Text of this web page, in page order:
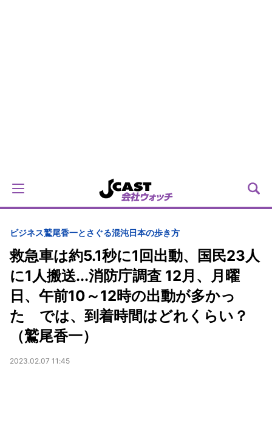
ビジネス鷲尾香一とさぐる混沌日本の歩き方
救急車は約5.1秒に1回出動、国民23人
に1人搬送...消防庁調査 12月、月曜
日、午前10～12時の出動が多かっ
た では、到着時間はどれくらい？
（鷲尾香一）
2023.02.07 11:45